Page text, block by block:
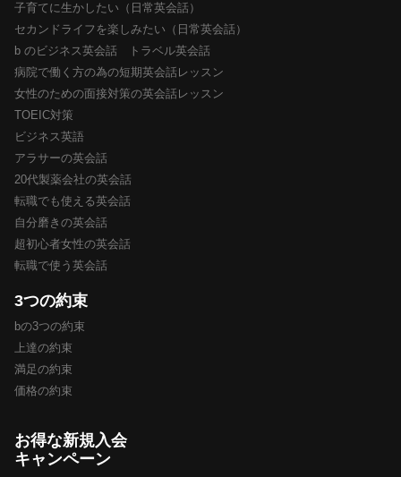
子育てに生かしたい（日常英会話）
セカンドライフを楽しみたい（日常英会話）
b のビジネス英会話 トラベル英会話
病院で働く方の為の短期英会話レッスン
女性のための面接対策の英会話レッスン
TOEIC対策
ビジネス英語
アラサーの英会話
20代製薬会社の英会話
転職でも使える英会話
自分磨きの英会話
超初心者女性の英会話
転職で使う英会話
3つの約束
bの3つの約束
上達の約束
満足の約束
価格の約束
お得な新規入会
キャンペーン